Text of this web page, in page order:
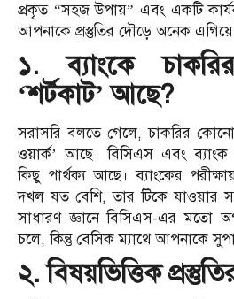
প্রকৃত “সহজ উপায়” এবং একটি
আপনাকে প্রস্তুতির দৌড়ে অনেক এগিয়ে
১. ব্যাংকে
‘শর্টকাট’ আছে?
সরাসরি বলতে গেলে, চাকরির কোনো
ওয়ার্ক’ আছে। বিসিএস এবং ব্যাংক
কিছু পার্থক্য আছে। ব্যাংকের
দখল যত বেশি, তার টিকে যাওয়ার
সাধারণ জ্ঞানে বিসিএস-এর মতো
চলে, কিন্তু বেসিক ম্যাথে আপনাকে
২. বিষয়ভিত্তিক